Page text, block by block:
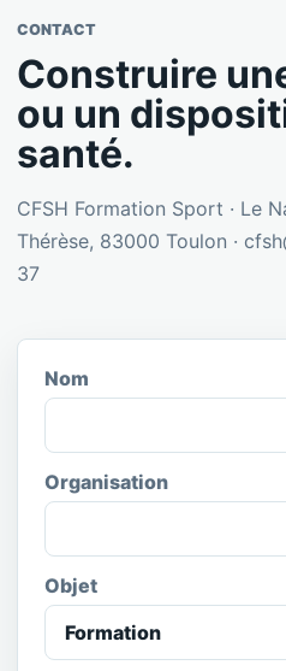
CONTACT
Construire
ou un
santé.
CFSH Formation Sport · Le
Thérèse, 83000 Toulon ·
37
Nom
Organisation
Objet